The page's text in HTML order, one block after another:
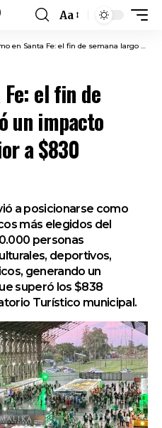
Font
Resizer
Aa
Fe: el fin de semana largo dejó un impacto económico superior a $830 millones
el fin de
un impacto
a $830
a posicionarse como
más elegidos del
personas
deportivos,
generando un
superó los $838
Turístico municipal.